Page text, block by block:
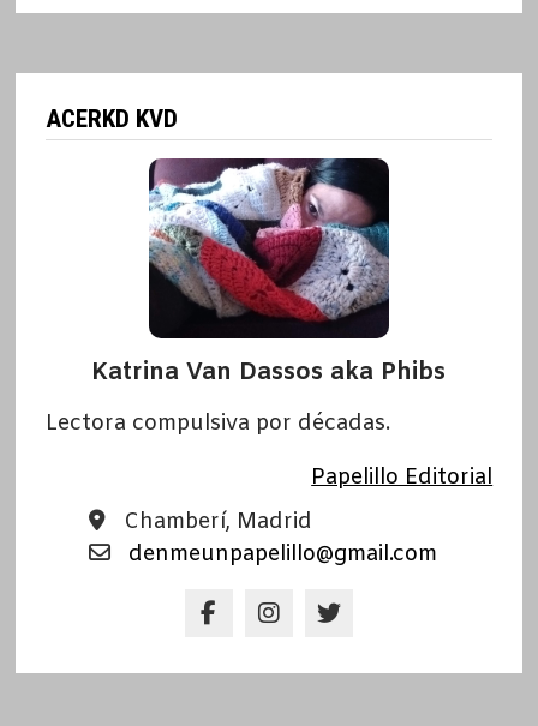
PESSOA
ACERKD KVD
Katrina Van Dassos aka Phibs
Lectora compulsiva por décadas.
Papelillo Editorial
Chamberí, Madrid
denmeunpapelillo@gmail.com